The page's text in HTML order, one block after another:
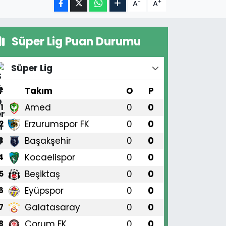
A A
Süper Lig Puan Durumu
Süper Lig
Takım O P
1 Amed 0 0
Erzurumspor FK 0 0
Başakşehir 0 0
Kocaelispor 0 0
Beşiktaş 0 0
Eyüpspor 0 0
Galatasaray 0 0